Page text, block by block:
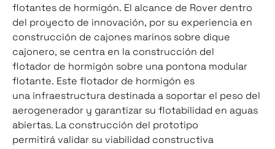
flotantes de hormigón. El alcance de Rover dentro
del proyecto de innovación, por su experiencia en
construcción de cajones marinos sobre dique
cajonero, se centra en la construcción del
flotador de hormigón sobre una pontona modular
flotante. Este flotador de hormigón es
una infraestructura destinada a soportar el peso del
aerogenerador y garantizar su flotabilidad en aguas
abiertas. La construcción del prototipo
permitirá validar su viabilidad constructiva